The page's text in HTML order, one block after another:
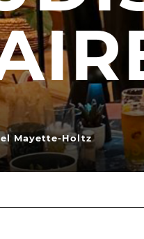
de Tragédies
Mayette-Holtz